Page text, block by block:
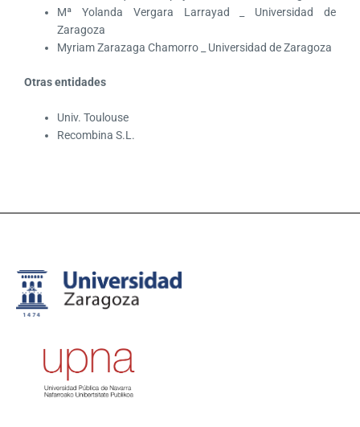
Mª Yolanda Vergara Larrayad _ Universidad de
Zaragoza
Myriam Zarazaga Chamorro _ Universidad de Zaragoza
Otras entidades
Univ. Toulouse
Recombina S.L.